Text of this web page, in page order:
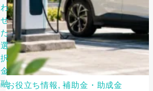
わ
せ
た
選
択
金
融お役立ち情報, 補助金・助成金